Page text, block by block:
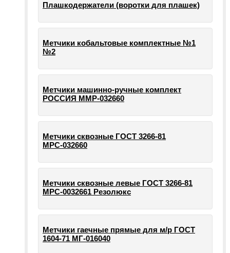
Плашкодержатели (воротки для плашек)
Метчики кобальтовые комплектные №1
№2
Метчики машинно-ручные комплект
РОССИЯ ММР-032660
Метчики сквозные ГОСТ 3266-81
МРС-032660
Метчики сквозные левые ГОСТ 3266-81
МРС-0032661 Резолюкс
Метчики гаечные прямые для м/р ГОСТ
1604-71 МГ-016040